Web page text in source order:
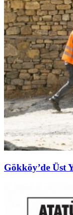
Gökköy’de Üst